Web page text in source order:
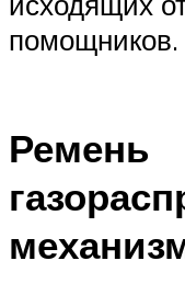
помощников.
Ремень